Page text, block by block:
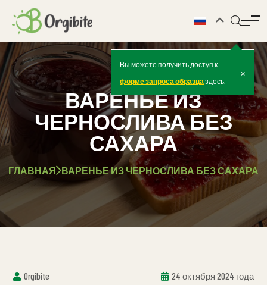
Вы можете получить доступ к
форме запроса образца здесь.
×
ВАРЕНЬЕ ИЗ
ЧЕРНОСЛИВА БЕЗ
САХАРА
ГЛАВНАЯ ВАРЕНЬЕ ИЗ ЧЕРНОСЛИВА БЕЗ САХАРА
Orgibite 24 октября 2024 года